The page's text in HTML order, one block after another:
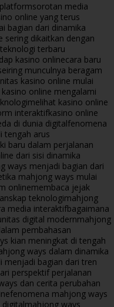
sorotan media
online yang terus
bagian dari dinamika
sering dikaitkan dengan
terbaru
kasino onlinecara baru
munculnya beragam
kasino online mulai
online mengalami
melihat kasino online
interaktifkasino online
di dunia digitalfenomena
tengah arus
baru dalam perjalanan
dari sisi dinamika
ways menjadi bagian dari
mahjong ways mulai
onlinemembaca jejak
teknologimahjong
media interaktifbagaimana
digital modernmahjong
pembahasan
kian meningkat di tengah
ways dalam dinamika
menjadi bagian dari tren
perspektif perjalanan
dan cerita perubahan
fenomena mahjong ways
mahjong ways